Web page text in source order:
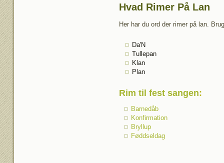
Hvad Rimer På Lan
Her har du ord der rimer på lan.
Da'N
Tullepan
Klan
Plan
Rim til fest sangen:
Barnedåb
Konfirmation
Bryllup
Føddseldag